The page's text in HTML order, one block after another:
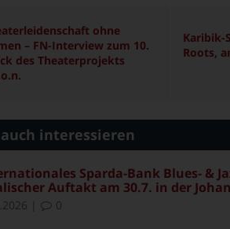
ohne
– FN-Interview zum 10.
des Theaterprojekts
Karibik-
Roots,
interessieren
Sparda-Bank Blues- &
Auftakt am 30.7. in der
0